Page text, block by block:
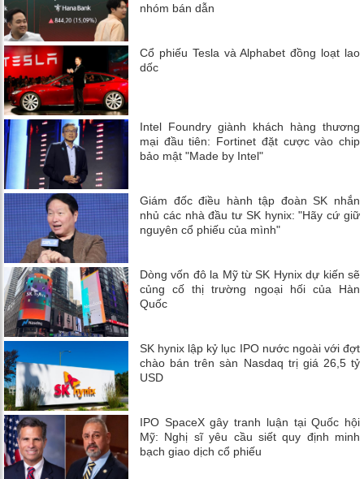
nhóm bán dẫn
Cổ phiếu Tesla và Alphabet đồng loạt lao
dốc
Intel Foundry giành khách hàng thương
mại đầu tiên: Fortinet đặt cược vào chip
bảo mật "Made by Intel"
Giám đốc điều hành tập đoàn SK nhắn
nhủ các nhà đầu tư SK hynix: "Hãy cứ giữ
nguyên cổ phiếu của mình"
Dòng vốn đô la Mỹ từ SK Hynix dự kiến ​​sẽ
củng cố thị trường ngoại hối của Hàn
Quốc
SK hynix lập kỷ lục IPO nước ngoài với đợt
chào bán trên sàn Nasdaq trị giá 26,5 tỷ
USD
IPO SpaceX gây tranh luận tại Quốc hội
Mỹ: Nghị sĩ yêu cầu siết quy định minh
bạch giao dịch cổ phiếu